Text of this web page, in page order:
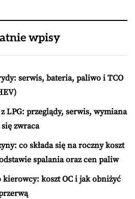
wpisy
serwis, bateria, paliwo i TCO
LPG: przeglądy, serwis, wymiana
zwraca
co składa się na roczny koszt
spalania oraz cen paliw
kierowcy: koszt OC i jak obniżyć